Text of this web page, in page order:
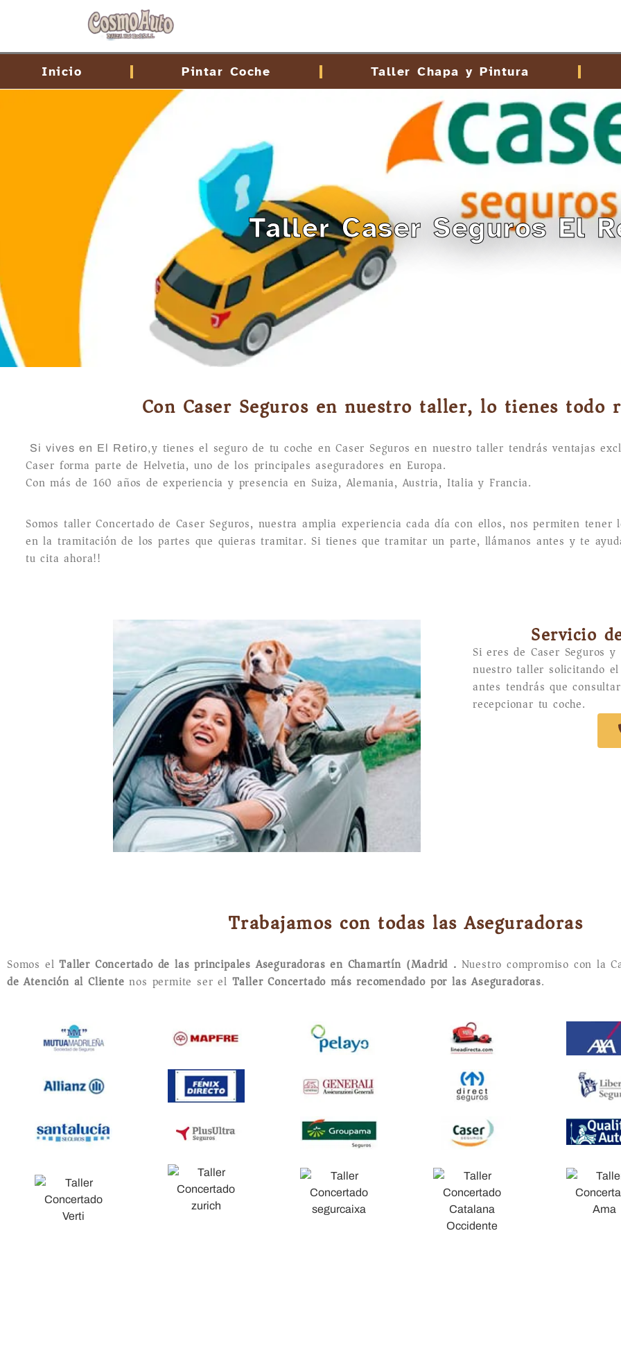
Inicio Pintar Coche Taller Chapa y Pintura
Taller Caser Seguros El
Con Caser Seguros en nuestro taller, lo tienes todo
Si vives en El Retiro,y tienes el seguro de tu coche en Caser Seguros en nuestro taller tendrás ventajas
Caser forma parte de Helvetia, uno de los principales aseguradores en Europa.
Con más de 160 años de experiencia y presencia en Suiza, Alemania, Austria, Italia y Francia.
Somos taller Concertado de Caser Seguros, nuestra amplia experiencia cada día con ellos, nos permiten tener
en la tramitación de los partes que quieras tramitar. Si tienes que tramitar un parte, llámanos antes y te
tu cita ahora!!
Servicio
Si eres de Caser Seguros
nuestro taller solicitando
antes tendrás que
recepcionar tu coche.
Trabajamos con todas las Aseguradoras
Somos elTaller Concertado de las principales Aseguradoras en Chamartín (Madrid). Nuestro compromiso con la
de Atención al Cliente nos permite ser el Taller Concertado más recomendado por las Aseguradoras.